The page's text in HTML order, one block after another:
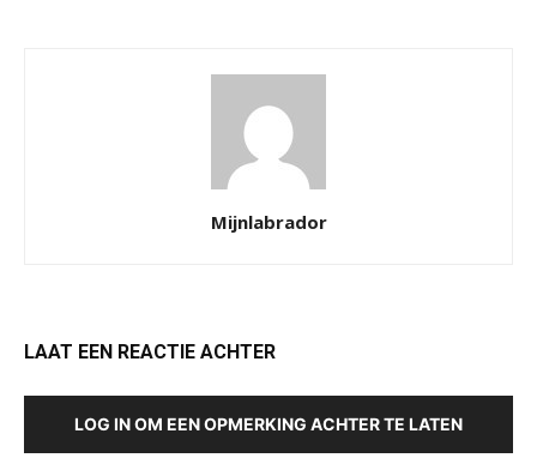
Mijnlabrador
LAAT EEN REACTIE ACHTER
LOG IN OM EEN OPMERKING ACHTER TE LATEN